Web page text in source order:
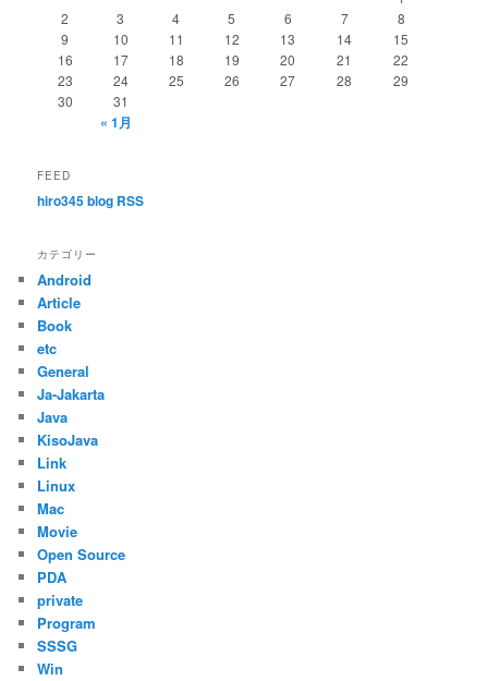
2
3 4 5 6 7
8
9
10 11 12 13 14
15
16
17 18 19 20 21
22
23
24 25 26 27 28
29
30
31
« 1月
FEED
hiro345 blog RSS
カテゴリー
Android
Article
Book
etc
General
Ja-Jakarta
Java
KisoJava
Link
Linux
Mac
Movie
Open Source
PDA
private
Program
SSSG
Win